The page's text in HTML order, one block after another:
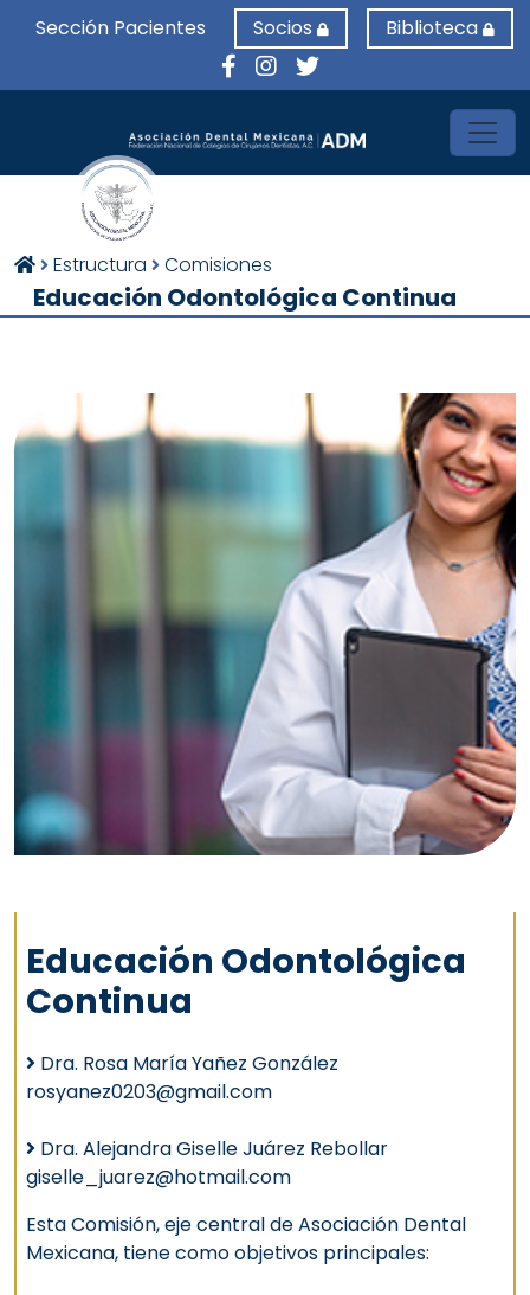
Sección Pacientes Socios Biblioteca
Estructura Comisiones
Educación Odontológica Continua
Educación Odontológica
Continua
Dra. Rosa María Yañez González
rosyanez0203@gmail.com
Dra. Alejandra Giselle Juárez Rebollar
giselle_juarez@hotmail.com
Esta Comisión, eje central de Asociación Dental
Mexicana, tiene como objetivos principales: